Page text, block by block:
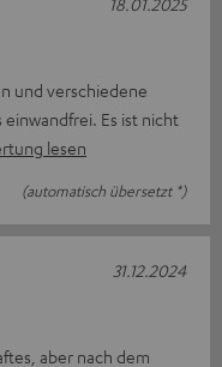
und verschiedene
Es ist nicht
lesen
(automatisch übersetzt *)
aber nach dem
31.12.2024